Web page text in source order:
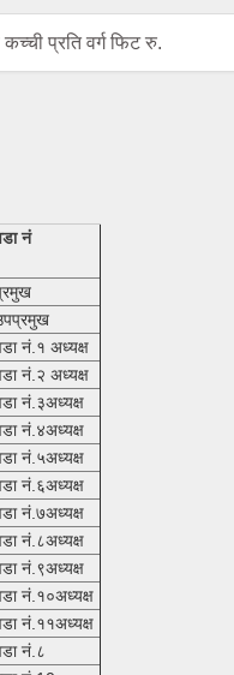
प्रति वर्ग फिट रु.
नं
नं.१ अध्यक्ष
नं.२ अध्यक्ष
नं.३अध्यक्ष
नं.४अध्यक्ष
नं.५अध्यक्ष
नं.६अध्यक्ष
नं.७अध्यक्ष
नं.८अध्यक्ष
नं.९अध्यक्ष
नं.१०अध्यक्ष
नं.११अध्यक्ष
नं.८